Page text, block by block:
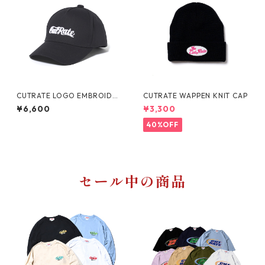
CUTRATE LOGO EMBROIDER
Y CAP
¥6,600
CUTRATE WAPPEN KNIT CAP
¥3,300
40%OFF
セール中の商品